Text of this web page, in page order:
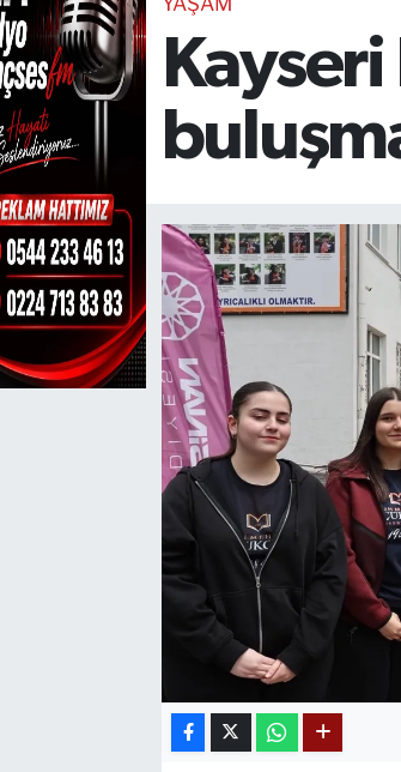
TEKNOLOJİ
CANLI DİNLE
RESMİ İLANLAR
Gencsesfm Canlı Dinle